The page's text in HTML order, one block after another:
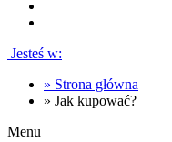
Jesteś w:
» Strona główna
» Jak kupować?
Menu